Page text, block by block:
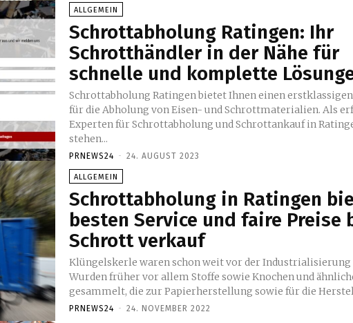
ALLGEMEIN
Schrottabholung Ratingen: Ihr
Schrotthändler in der Nähe für
schnelle und komplette
Schrottabholung Ratingen bietet Ihnen einen
für die Abholung von Eisen- und Schrottmaterialien. Als
Experten für Schrottabholung und Schrottankauf in
stehen...
PRNEWS24 - 24. AUGUST 2023
ALLGEMEIN
Schrottabholung in Ratingen
besten Service und faire Preise
Schrott verkauf
Klüngelskerle waren schon weit vor der
Wurden früher vor allem Stoffe sowie Knochen und
gesammelt, die zur Papierherstellung sowie für die
PRNEWS24 - 24. NOVEMBER 2022